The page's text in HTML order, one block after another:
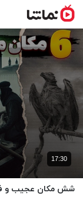
17:30
شش مکان عجیب و